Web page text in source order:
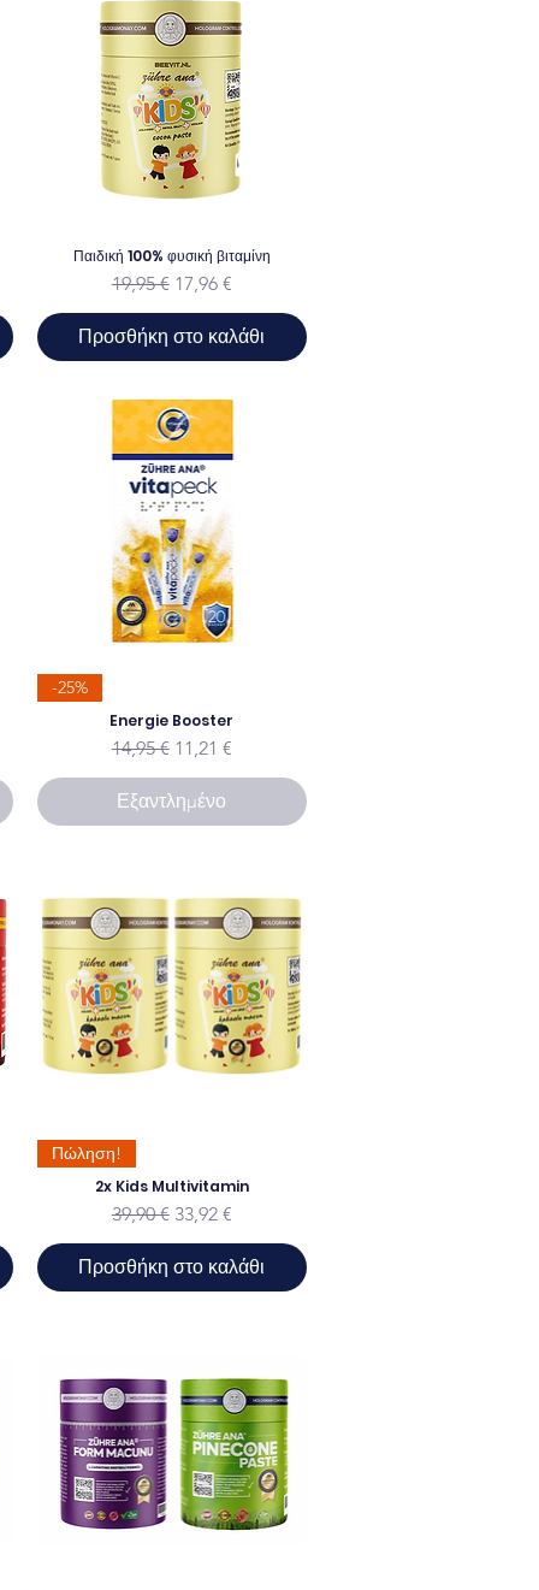
Παιδική 100% φυσική βιταμίνη
Κανονική τιμή
19,95 € Τιμή Έκπτωσης
17,96 €
Προσθήκη στο καλάθι
-25%
Energie Booster
Κανονική τιμή
14,95 € Τιμή Έκπτωσης
11,21 €
Εξαντλημένο
Πώληση!
2x Kids Multivitamin
Κανονική τιμή
39,90 € Τιμή Έκπτωσης
33,92 €
Προσθήκη στο καλάθι